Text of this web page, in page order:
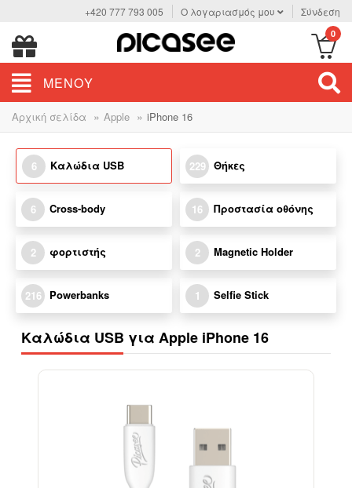
+420 777 793 005 Ο λογαριασμός μου Σύνδεση
0
ΜΕΝΟΎ
Αρχική σελίδα » Apple » iPhone 16
6 Καλώδια USB 229 Θήκες
6 Cross-body 16 Προστασία οθόνης
2 φορτιστής 2 Magnetic Holder
216 Powerbanks 1 Selfie Stick
Καλώδια USB για Apple iPhone 16